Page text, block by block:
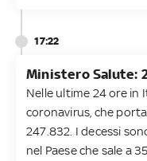
17:22
Ministero Salute:
Nelle ultime 24 ore in
coronavirus, che
247.832. I decessi
nel Paese che sale a